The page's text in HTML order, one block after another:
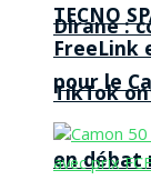
Dirane :
TikTok
en débat
TECNO
FreeLink
pour le